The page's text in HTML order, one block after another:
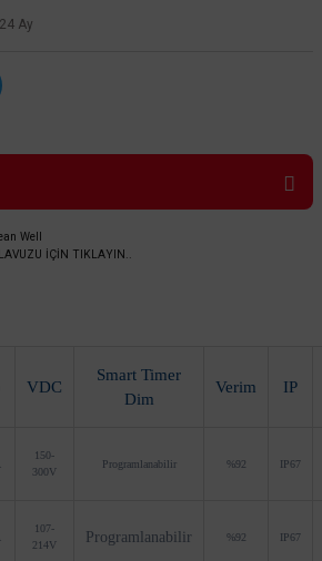
24 Ay
İÇİN TIKLAYIN..
VDC
Smart Timer
Dim
Verim IP
150-
300V
Programlanabilir %92 IP67
107-
214V
Programlanabilir %92 IP67